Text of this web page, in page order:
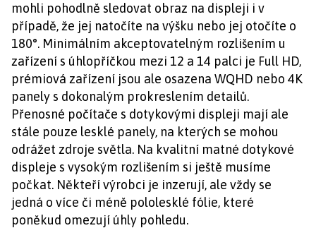
mohli pohodlně sledovat obraz na displeji i v
případě, že jej natočíte na výšku nebo jej otočíte o
180°. Minimálním akceptovatelným rozlišením u
zařízení s úhlopříčkou mezi 12 a 14 palci je Full HD,
prémiová zařízení jsou ale osazena WQHD nebo 4K
panely s dokonalým prokreslením detailů.
Přenosné počítače s dotykovými displeji mají ale
stále pouze lesklé panely, na kterých se mohou
odrážet zdroje světla. Na kvalitní matné dotykové
displeje s vysokým rozlišením si ještě musíme
počkat. Někteří výrobci je inzerují, ale vždy se
jedná o více či méně pololesklé fólie, které
poněkud omezují úhly pohledu.